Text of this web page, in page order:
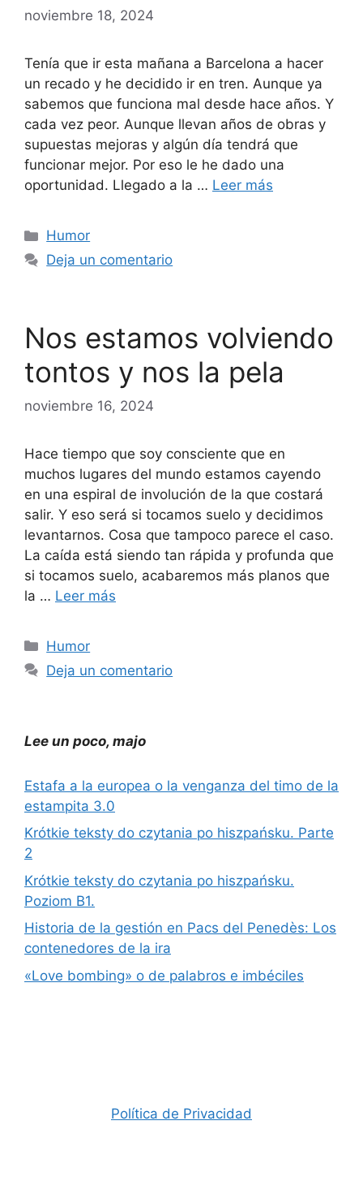
noviembre 18, 2024
Tenía que ir esta mañana a Barcelona a hacer
un recado y he decidido ir en tren. Aunque ya
sabemos que funciona mal desde hace años. Y
cada vez peor. Aunque llevan años de obras y
supuestas mejoras y algún día tendrá que
funcionar mejor. Por eso le he dado una
oportunidad. Llegado a la … Leer más
Categorías
Humor
Deja un comentario
Nos estamos volviendo
tontos y nos la pela
noviembre 16, 2024
Hace tiempo que soy consciente que en
muchos lugares del mundo estamos cayendo
en una espiral de involución de la que costará
salir. Y eso será si tocamos suelo y decidimos
levantarnos. Cosa que tampoco parece el caso.
La caída está siendo tan rápida y profunda que
si tocamos suelo, acabaremos más planos que
la … Leer más
Categorías
Humor
Deja un comentario
Lee un poco, majo
Estafa a la europea o la venganza del timo de la
estampita 3.0
Krótkie teksty do czytania po hiszpańsku. Parte
2
Krótkie teksty do czytania po hiszpańsku.
Poziom B1.
Historia de la gestión en Pacs del Penedès: Los
contenedores de la ira
«Love bombing» o de palabros e imbéciles
Política de Privacidad